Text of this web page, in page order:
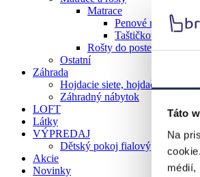
Táto
Na
médií,
Matrace
Penové matrace
Taštičkové matrace
Rošty do postele
Ostatní
Záhrada
Hojdacie siete, hojdačky
Záhradný nábytok
LOFT
Látky
VÝPREDAJ
Dětský pokoj fialový
Akcie
Novinky